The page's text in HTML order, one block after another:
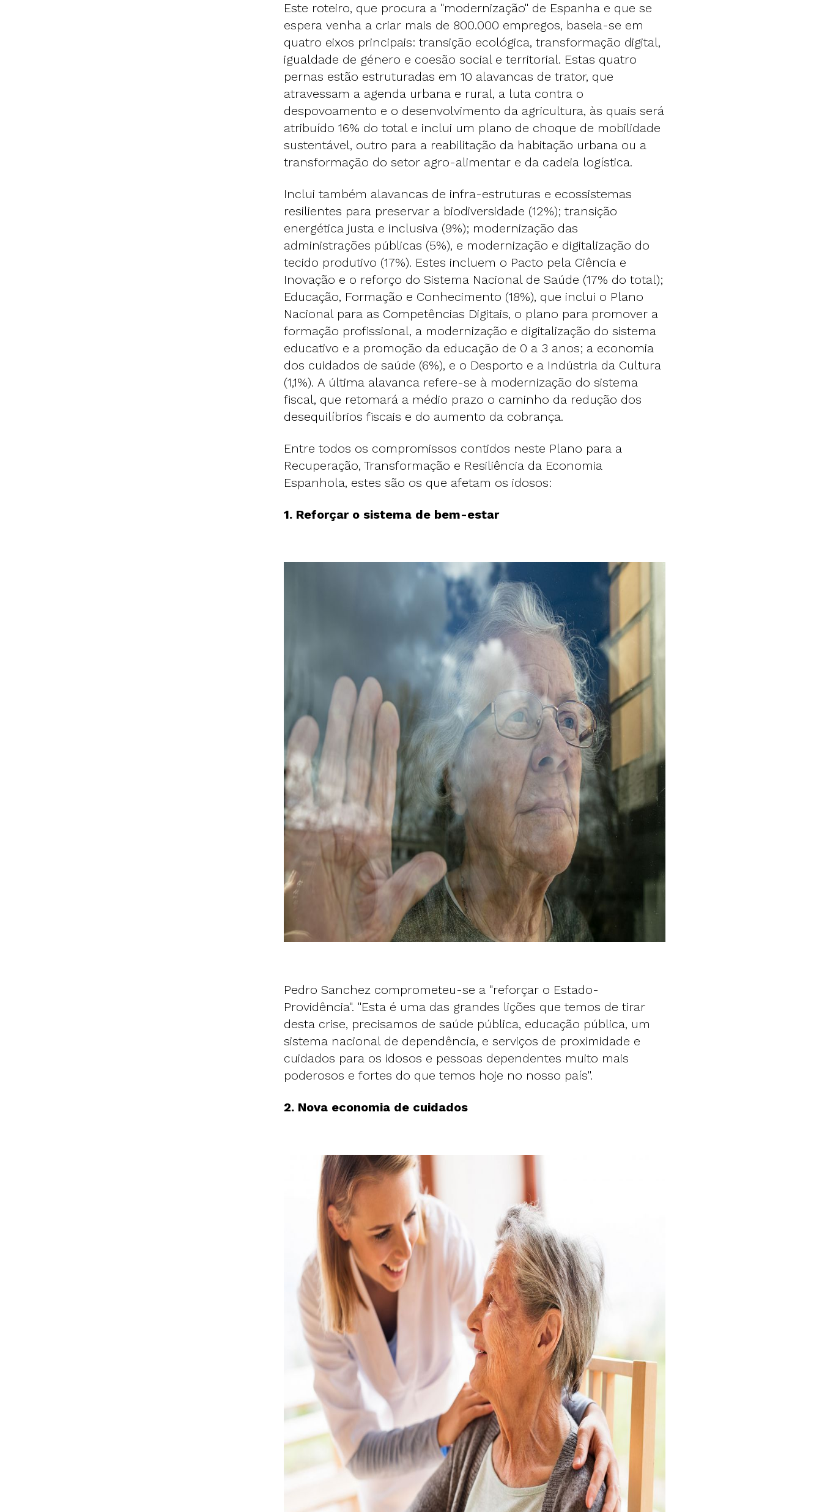
Este roteiro, que procura a "modernização" de Espanha e que se
espera venha a criar mais de 800.000 empregos, baseia-se em
quatro eixos principais: transição ecológica, transformação digital,
igualdade de género e coesão social e territorial. Estas quatro
pernas estão estruturadas em 10 alavancas de trator, que
atravessam a agenda urbana e rural, a luta contra o
despovoamento e o desenvolvimento da agricultura, às quais será
atribuído 16% do total e inclui um plano de choque de mobilidade
sustentável, outro para a reabilitação da habitação urbana ou a
transformação do setor agro-alimentar e da cadeia logística.
Inclui também alavancas de infra-estruturas e ecossistemas
resilientes para preservar a biodiversidade (12%); transição
energética justa e inclusiva (9%); modernização das
administrações públicas (5%), e modernização e digitalização do
tecido produtivo (17%). Estes incluem o Pacto pela Ciência e
Inovação e o reforço do Sistema Nacional de Saúde (17% do total);
Educação, Formação e Conhecimento (18%), que inclui o Plano
Nacional para as Competências Digitais, o plano para promover a
formação profissional, a modernização e digitalização do sistema
educativo e a promoção da educação de 0 a 3 anos; a economia
dos cuidados de saúde (6%), e o Desporto e a Indústria da Cultura
(1,1%). A última alavanca refere-se à modernização do sistema
fiscal, que retomará a médio prazo o caminho da redução dos
desequilíbrios fiscais e do aumento da cobrança.
Entre todos os compromissos contidos neste Plano para a
Recuperação, Transformação e Resiliência da Economia
Espanhola, estes são os que afetam os idosos:
1. Reforçar o sistema de bem-estar
Pedro Sanchez comprometeu-se a "reforçar o Estado-
Providência". "Esta é uma das grandes lições que temos de tirar
desta crise, precisamos de saúde pública, educação pública, um
sistema nacional de dependência, e serviços de proximidade e
cuidados para os idosos e pessoas dependentes muito mais
poderosos e fortes do que temos hoje no nosso país".
2. Nova economia de cuidados